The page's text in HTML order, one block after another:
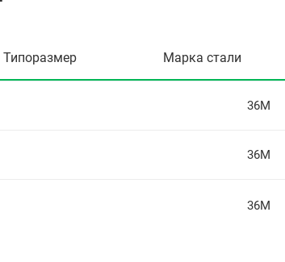
Типоразмер Марка стали
36М
36М
36М